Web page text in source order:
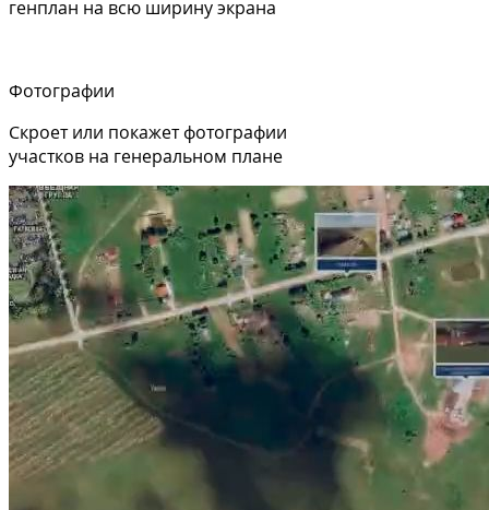
генплан на всю ширину экрана
Фотографии
Скроет или покажет фотографии
участков на генеральном плане